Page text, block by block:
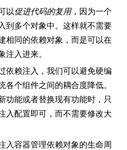
以促进代码的复用，因为一个
到多个对象中。这样就不需要
相同的依赖对象，而是可以在
注入进来。
依赖注入，我们可以避免硬编
各个组件之间的耦合度降低。
功能或者替换现有功能时，只
入配置即可，而不需要修改大
入容器管理依赖对象的生命周